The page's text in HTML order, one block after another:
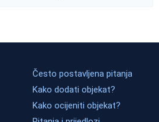
Često postavljena pitanja
Kako dodati objekat?
Kako ocijeniti objekat?